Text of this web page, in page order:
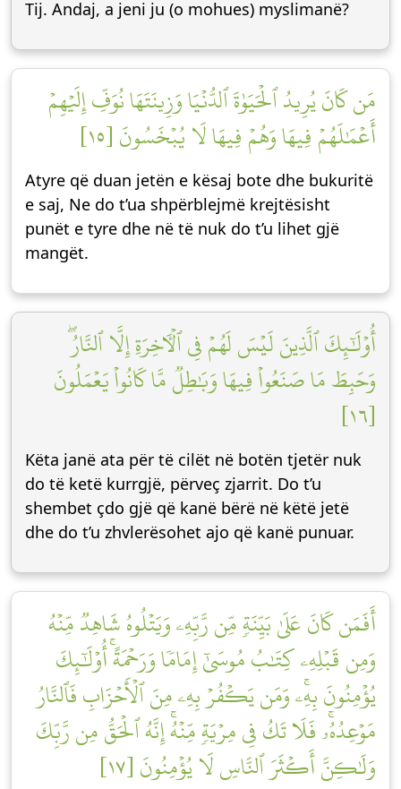
Tij. Andaj, a jeni ju (o mohues) myslimanë?
مَن كَانَ يُرِيدُ ٱلۡحَيَوٰةَ ٱلدُّنۡيَا وَزِينَتَهَا نُوَفِّ إِلَيۡهِمۡ
أَعۡمَٰلَهُمۡ فِيهَا وَهُمۡ فِيهَا لَا يُبۡخَسُونَ [١٥]
Atyre që duan jetën e kësaj bote dhe bukuritë
e saj, Ne do t’ua shpërblejmë krejtësisht
punët e tyre dhe në të nuk do t’u lihet gjë
mangët.
أُوْلَٰٓئِكَ ٱلَّذِينَ لَيۡسَ لَهُمۡ فِي ٱلۡأٓخِرَةِ إِلَّا ٱلنَّارُۖ
وَحَبِطَ مَا صَنَعُواْ فِيهَا وَبَٰطِلٞ مَّا كَانُواْ يَعۡمَلُونَ
[١٦]
Këta janë ata për të cilët në botën tjetër nuk
do të ketë kurrgjë, përveç zjarrit. Do t’u
shembet çdo gjë që kanë bërë në këtë jetë
dhe do t’u zhvlerësohet ajo që kanë punuar.
أَفَمَن كَانَ عَلَىٰ بَيِّنَةٖ مِّن رَّبِّهِۦ وَيَتۡلُوهُ شَاهِدٞ مِّنۡهُ
وَمِن قَبۡلِهِۦ كِتَٰبُ مُوسَىٰٓ إِمَامٗا وَرَحۡمَةًۚ أُوْلَٰٓئِكَ
يُؤۡمِنُونَ بِهِۦۚ وَمَن يَكۡفُرۡ بِهِۦ مِنَ ٱلۡأَحۡزَابِ فَٱلنَّارُ
مَوۡعِدُهُۥۚ فَلَا تَكُ فِي مِرۡيَةٖ مِّنۡهُۚ إِنَّهُ ٱلۡحَقُّ مِن رَّبِّكَ
وَلَٰكِنَّ أَكۡثَرَ ٱلنَّاسِ لَا يُؤۡمِنُونَ [١٧]